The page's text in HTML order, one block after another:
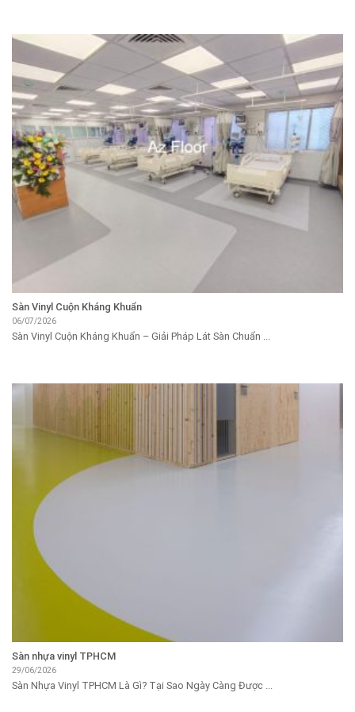
Sàn Vinyl Cuộn Kháng Khuẩn
06/07/2026
Sàn Vinyl Cuộn Kháng Khuẩn – Giải Pháp Lát Sàn Chuẩn ...
Sàn nhựa vinyl TPHCM
29/06/2026
Sàn Nhựa Vinyl TPHCM Là Gì? Tại Sao Ngày Càng Được ...